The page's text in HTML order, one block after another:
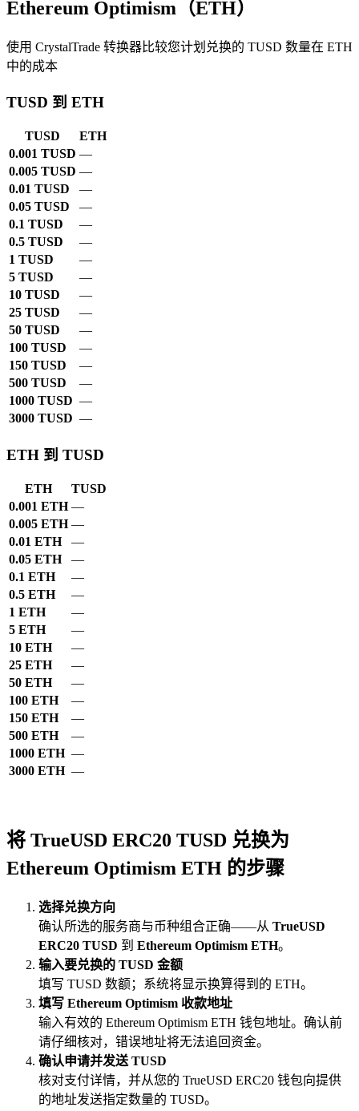
Ethereum Optimism（ETH）
使用 CrystalTrade 转换器比较您计划兑换的 TUSD 数量在 ETH
中的成本
TUSD 到 ETH
TUSD
ETH
0.001 TUSD —
0.005 TUSD —
0.01 TUSD
—
0.05 TUSD
—
0.1 TUSD
—
0.5 TUSD
—
1 TUSD
—
5 TUSD
—
10 TUSD
—
25 TUSD
—
50 TUSD
—
100 TUSD
—
150 TUSD
—
500 TUSD
—
1000 TUSD —
3000 TUSD —
ETH 到 TUSD
ETH
TUSD
0.001 ETH —
0.005 ETH —
0.01 ETH
—
0.05 ETH
—
0.1 ETH
—
0.5 ETH
—
1 ETH
—
5 ETH
—
10 ETH
—
25 ETH
—
50 ETH
—
100 ETH
—
150 ETH
—
500 ETH
—
1000 ETH —
3000 ETH —
将 TrueUSD ERC20 TUSD 兑换为
Ethereum Optimism ETH 的步骤
选择兑换方向
确认所选的服务商与币种组合正确——从 TrueUSD
ERC20 TUSD 到 Ethereum Optimism ETH。
输入要兑换的 TUSD 金额
填写 TUSD 数额；系统将显示换算得到的 ETH。
填写 Ethereum Optimism 收款地址
输入有效的 Ethereum Optimism ETH 钱包地址。确认前
请仔细核对，错误地址将无法追回资金。
确认申请并发送 TUSD
核对支付详情，并从您的 TrueUSD ERC20 钱包向提供
的地址发送指定数量的 TUSD。